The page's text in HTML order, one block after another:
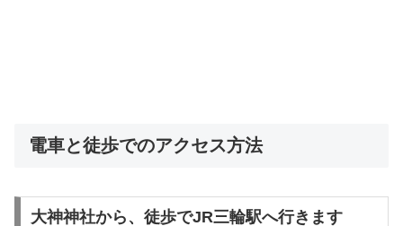
電車と徒歩でのアクセス方法
大神神社から、徒歩でJR三輪駅へ行きます